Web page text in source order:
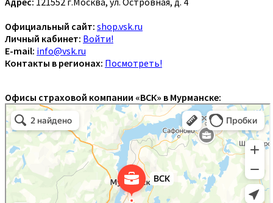
Официальный сайт: shop.vsk.ru
Личный кабинет: Войти!
E-mail: info@vsk.ru
Контакты в регионах: Посмотреть!
Офисы страховой компании «ВСК» в Мурманске: